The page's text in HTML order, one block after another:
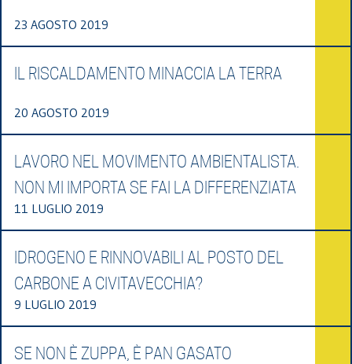
23 AGOSTO 2019
IL RISCALDAMENTO MINACCIA LA TERRA
20 AGOSTO 2019
LAVORO NEL MOVIMENTO AMBIENTALISTA.
NON MI IMPORTA SE FAI LA DIFFERENZIATA
11 LUGLIO 2019
IDROGENO E RINNOVABILI AL POSTO DEL
CARBONE A CIVITAVECCHIA?
9 LUGLIO 2019
SE NON È ZUPPA, È PAN GASATO